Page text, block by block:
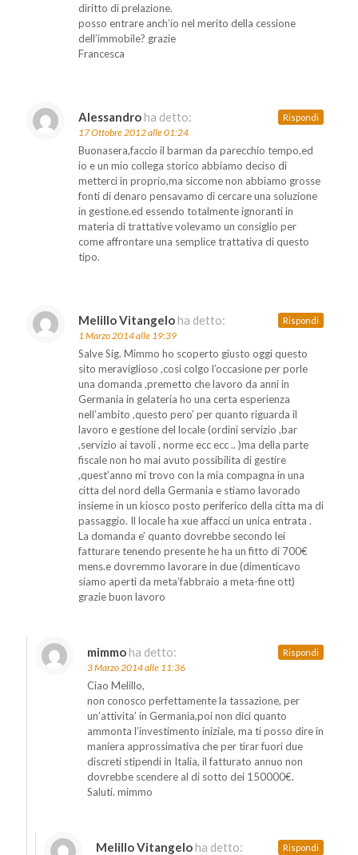
diritto di prelazione.
posso entrare anch’io nel merito della cessione
dell’immobile? grazie
Francesca
Alessandroha detto:
17 Ottobre 2012 alle 01:24
Buonasera,faccio il barman da parecchio tempo,ed
io e un mio collega storico abbiamo deciso di
metterci in proprio,ma siccome non abbiamo grosse
fonti di denaro pensavamo di cercare una soluzione
in gestione.ed essendo totalmente ignoranti in
materia di trattative volevamo un consiglio per
come affrontare una semplice trattativa di questo
tipo.
Rispondi
Melillo Vitangeloha detto:
1 Marzo 2014 alle 19:39
Salve Sig. Mimmo ho scoperto giusto oggi questo
sito meraviglioso ,cosi colgo l’occasione per porle
una domanda ,premetto che lavoro da anni in
Germania in gelateria ho una certa esperienza
nell’ambito ,questo pero’ per quanto riguarda il
lavoro e gestione del locale (ordini servizio ,bar
,servizio ai tavoli , norme ecc ecc .. )ma della parte
fiscale non ho mai avuto possibilita di gestire
,quest’anno mi trovo con la mia compagna in una
citta del nord della Germania e stiamo lavorado
insieme in un kiosco posto periferico della citta ma di
passaggio. Il locale ha xue affacci un unica entrata .
La domanda e’ quanto dovrebbe secondo lei
fatturare tenendo presente he ha un fitto di 700€
mens.e dovremmo lavorare in due (dimenticavo
siamo aperti da meta’fabbraio a meta-fine ott)
grazie buon lavoro
Rispondi
mimmoha detto:
3 Marzo 2014 alle 11:36
Ciao Melillo,
non conosco perfettamente la tassazione, per
un’attivita’ in Germania,poi non dici quanto
ammonta l’investimento iniziale, ma ti posso dire in
maniera approssimativa che per tirar fuori due
discreti stipendi in Italia, il fatturato annuo non
dovrebbe scendere al di sotto dei 150000€.
Saluti. mimmo
Rispondi
Melillo Vitangeloha detto: Rispondi